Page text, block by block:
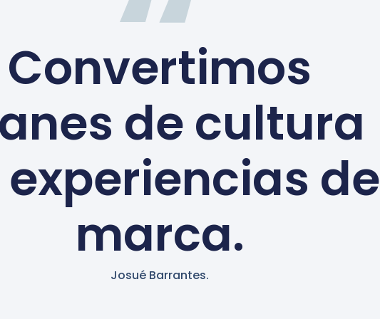
Convertimos
de cultura
de
marca.
Josué Barrantes.